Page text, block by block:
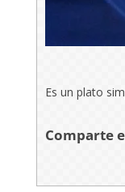
Es un plato
Comparte